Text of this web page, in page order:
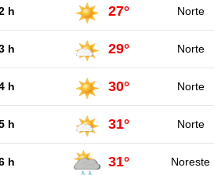
h 27° Norte
h 29° Norte
h 30° Norte
h 31° Norte
h 31° Noreste